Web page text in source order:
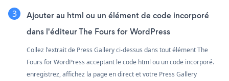
Ajouter au html ou un élément de code incorporé
dans l'éditeur The Fours for WordPress
Collez l'extrait de Press Gallery ci-dessus dans tout élément The
Fours for WordPress acceptant le code html ou un code incorporé.
enregistrez, affichez la page en direct et votre Press Gallery